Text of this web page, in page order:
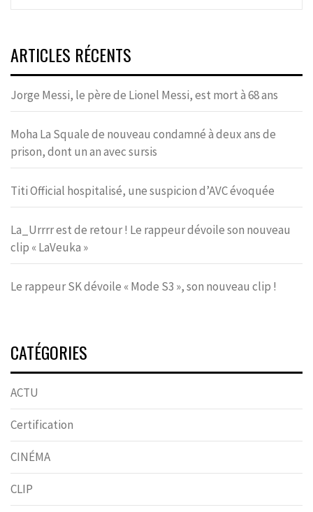
ARTICLES RÉCENTS
Jorge Messi, le père de Lionel Messi, est mort à 68 ans
Moha La Squale de nouveau condamné à deux ans de
prison, dont un an avec sursis
Titi Official hospitalisé, une suspicion d’AVC évoquée
La_Urrrr est de retour ! Le rappeur dévoile son nouveau
clip « LaVeuka »
Le rappeur SK dévoile « Mode S3 », son nouveau clip !
CATÉGORIES
ACTU
Certification
CINÉMA
CLIP